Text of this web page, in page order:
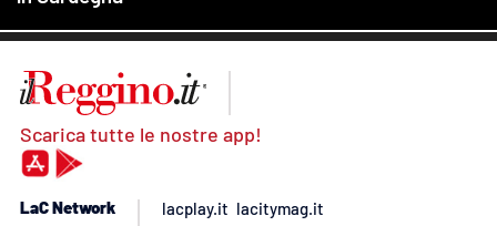
Scarica tutte le nostre app!
LaC Network
lacplay.it lacitymag.it